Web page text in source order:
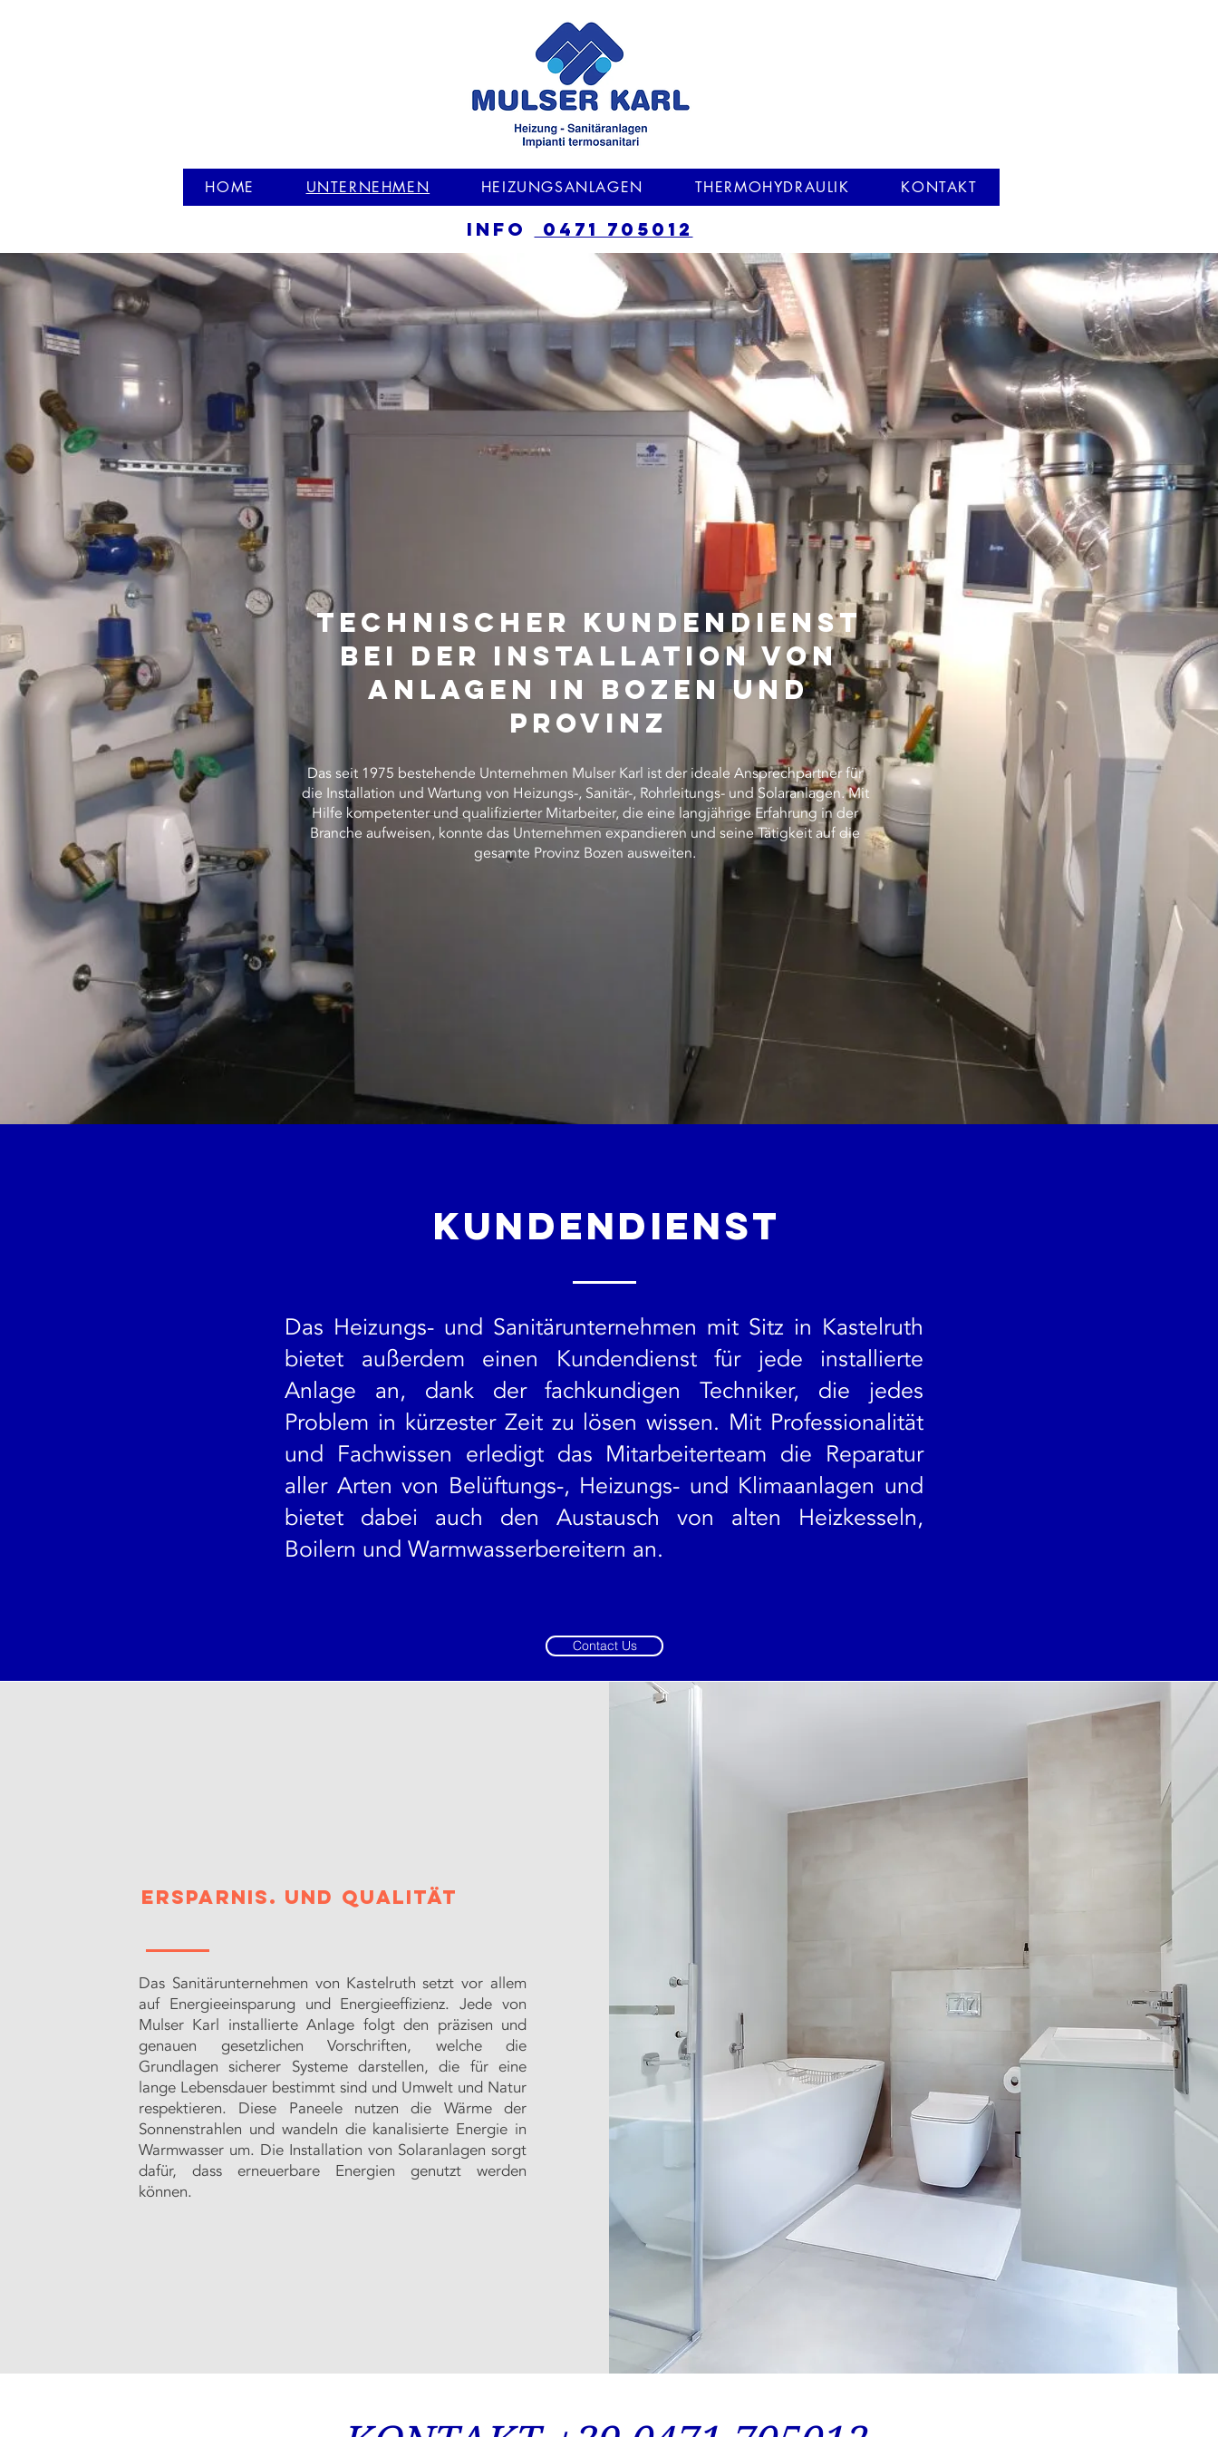
HOME UNTERNEHMEN HEIZUNGSANLAGEN THERMOHYDRAULIK KONTAKT
INFO 0471 705012
Technischer Kundendienst
bei der Installation von
Anlagen in Bozen und
Provinz
Das seit 1975 bestehende Unternehmen Mulser Karl ist der ideale Ansprechpartner für
die Installation und Wartung von Heizungs-, Sanitär-, Rohrleitungs- und Solaranlagen. Mit
Hilfe kompetenter und qualifizierter Mitarbeiter, die eine langjährige Erfahrung in der
Branche aufweisen, konnte das Unternehmen expandieren und seine Tätigkeit auf die
gesamte Provinz Bozen ausweiten.
Kundendienst
Das Heizungs- und Sanitärunternehmen mit Sitz in Kastelruth
bietet außerdem einen Kundendienst für jede installierte
Anlage an, dank der fachkundigen Techniker, die jedes
Problem in kürzester Zeit zu lösen wissen. Mit Professionalität
und Fachwissen erledigt das Mitarbeiterteam die Reparatur
aller Arten von Belüftungs-, Heizungs- und Klimaanlagen und
bietet dabei auch den Austausch von alten Heizkesseln,
Boilern und Warmwasserbereitern an.
Contact Us
Ersparnis. und Qualität
Das Sanitärunternehmen von Kastelruth setzt vor allem
auf Energieeinsparung und Energieeffizienz. Jede von
Mulser Karl installierte Anlage folgt den präzisen und
genauen gesetzlichen Vorschriften, welche die
Grundlagen sicherer Systeme darstellen, die für eine
lange Lebensdauer bestimmt sind und Umwelt und Natur
respektieren. Diese Paneele nutzen die Wärme der
Sonnenstrahlen und wandeln die kanalisierte Energie in
Warmwasser um. Die Installation von Solaranlagen sorgt
dafür, dass erneuerbare Energien genutzt werden
können.